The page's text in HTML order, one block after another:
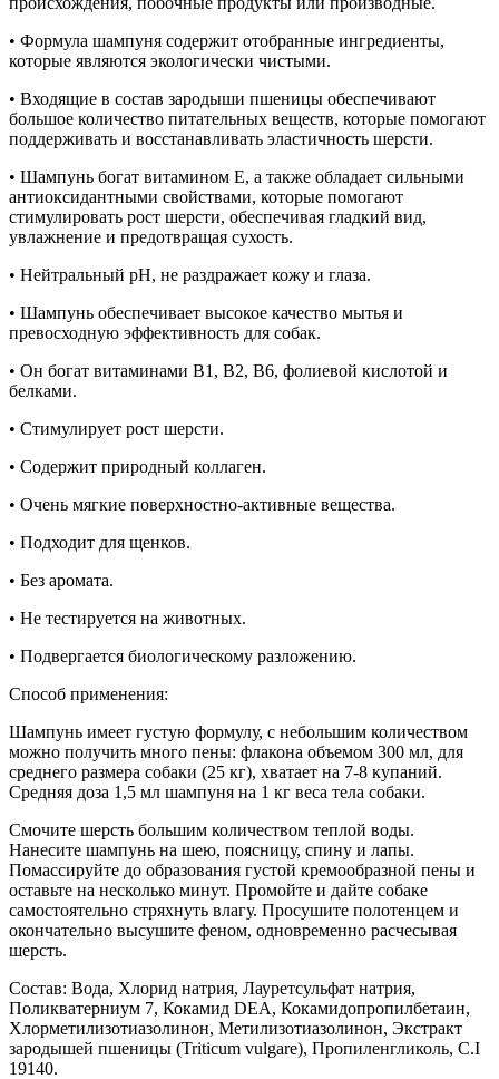
• Формула шампуня содержит отобранные ингредиенты,
которые являются экологически чистыми.
• Входящие в состав зародыши пшеницы обеспечивают
большое количество питательных веществ, которые помогают
поддерживать и восстанавливать эластичность шерсти.
• Шампунь богат витамином Е, а также обладает сильными
антиоксидантными свойствами, которые помогают
стимулировать рост шерсти, обеспечивая гладкий вид,
увлажнение и предотвращая сухость.
• Нейтральный pH, не раздражает кожу и глаза.
• Шампунь обеспечивает высокое качество мытья и
превосходную эффективность для собак.
• Он богат витаминами В1, В2, В6, фолиевой кислотой и
белками.
• Стимулирует рост шерсти.
• Содержит природный коллаген.
• Очень мягкие поверхностно-активные вещества.
• Подходит для щенков.
• Без аромата.
• Не тестируется на животных.
• Подвергается биологическому разложению.
Способ применения:
Шампунь имеет густую формулу, с небольшим количеством
можно получить много пены: флакона объемом 300 мл, для
среднего размера собаки (25 кг), хватает на 7-8 купаний.
Средняя доза 1,5 мл шампуня на 1 кг веса тела собаки.
Смочите шерсть большим количеством теплой воды.
Нанесите шампунь на шею, поясницу, спину и лапы.
Помассируйте до образования густой кремообразной пены и
оставьте на несколько минут. Промойте и дайте собаке
самостоятельно стряхнуть влагу. Просушите полотенцем и
окончательно высушите феном, одновременно расчесывая
шерсть.
Состав: Вода, Хлорид натрия, Лауретсульфат натрия,
Поликватерниум 7, Кокамид DEA, Кокамидопропилбетаин,
Хлорметилизотиазолинон, Метилизотиазолинон, Экстракт
зародышей пшеницы (Triticum vulgare), Пропиленгликоль, C.I
19140.